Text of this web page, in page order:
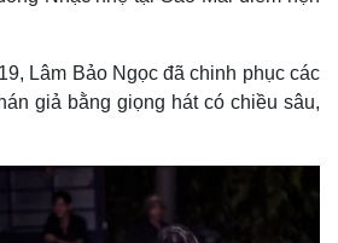
Lâm Bảo Ngọc đã chinh phục các
giả bằng giọng hát có chiều sâu,